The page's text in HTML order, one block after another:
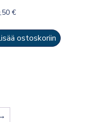
€
ostoskoriin